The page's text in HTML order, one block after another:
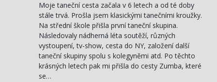
Moje taneční cesta začala v 6 letech a od té doby
stále trvá. Prošla jsem klasickými tanečními kroužky.
Na střední škole přišla první taneční skupina.
Následovaly nádherná léta soutěží, různých
vystoupení, tv-show, cesta do NY, založení další
taneční skupiny spolu s kolegyněmi atd. Po těchto
krásných letech pak mi přišla do cesty Zumba, které
se…